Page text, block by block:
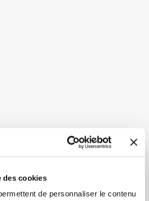
des cookies
de personnaliser le contenu